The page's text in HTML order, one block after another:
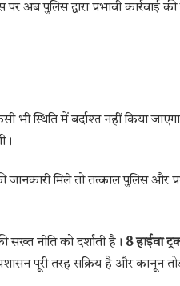
पुलिस द्वारा प्रभावी कार्रवाई की
भी स्थिति में बर्दाश्त नहीं किया
मिले तो तत्काल पुलिस और
सख्त नीति को दर्शाती है। 8 हाईवा
पूरी तरह सक्रिय है और कानून